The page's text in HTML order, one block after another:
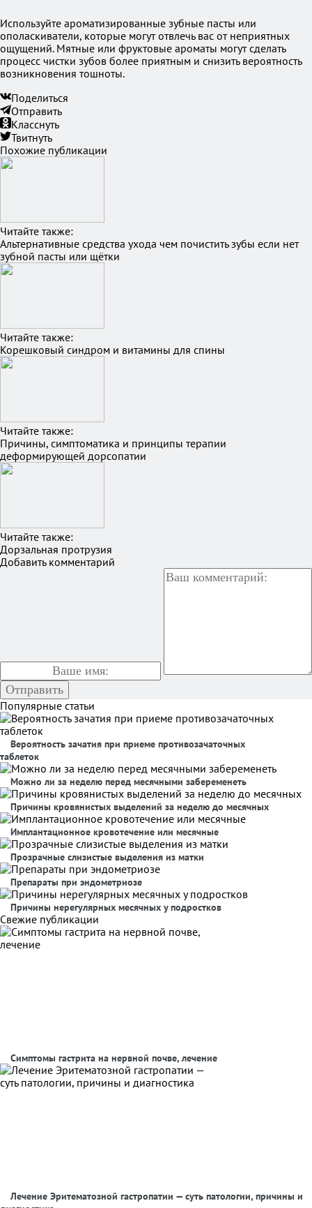
Используйте ароматизированные зубные пасты или
ополаскиватели, которые могут отвлечь вас от неприятных
ощущений. Мятные или фруктовые ароматы могут сделать
процесс чистки зубов более приятным и снизить вероятность
возникновения тошноты.
Поделиться
Отправить
Класснуть
Твитнуть
Похожие публикации
Читайте также:
Альтернативные средства ухода чем почистить зубы если нет
зубной пасты или щётки
Читайте также:
Корешковый синдром и витамины для спины
Читайте также:
Причины, симптоматика и принципы терапии
деформирующей дорсопатии
Читайте также:
Дорзальная протрузия
Добавить комментарий
Популярные статьи
Вероятность зачатия при приеме противозачаточных
таблеток
Можно ли за неделю перед месячными забеременеть
Причины кровянистых выделений за неделю до месячных
Имплантационное кровотечение или месячные
Прозрачные слизистые выделения из матки
Препараты при эндометриозе
Причины нерегулярных месячных у подростков
Свежие публикации
Симптомы гастрита на нервной почве, лечение
Лечение Эритематозной гастропатии — суть патологии, причины и